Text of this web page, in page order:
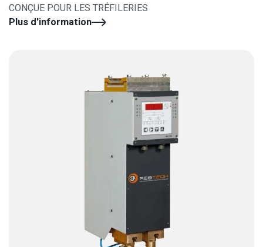
CONÇUE POUR LES TRÉFILERIES
Plus d'information